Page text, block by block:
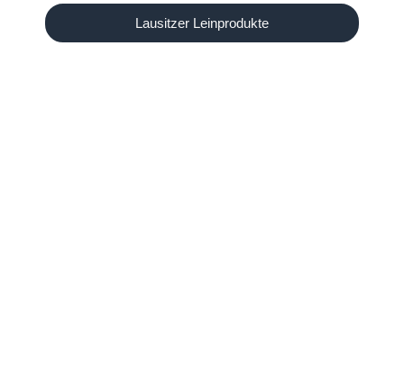
Lausitzer Leinprodukte